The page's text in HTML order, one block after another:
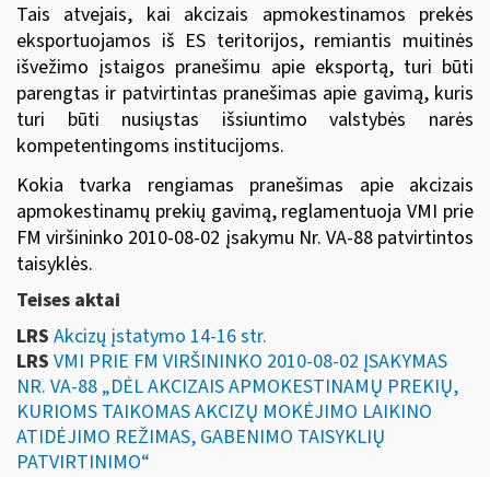
Tais atvejais, kai akcizais apmokestinamos prekės
eksportuojamos iš ES teritorijos, remiantis muitinės
išvežimo įstaigos pranešimu apie eksportą, turi būti
parengtas ir patvirtintas pranešimas apie gavimą, kuris
turi būti nusiųstas išsiuntimo valstybės narės
kompetentingoms institucijoms.
Kokia tvarka rengiamas pranešimas apie akcizais
apmokestinamų prekių gavimą, reglamentuojaVMI prie
FM viršininko 2010-08-02 įsakymu Nr. VA-88patvirtintos
taisyklės.
Teises aktai
LRS Akcizų įstatymo 14-16 str.
LRS VMI PRIE FM VIRŠININKO 2010-08-02 ĮSAKYMAS
NR. VA-88 „DĖL AKCIZAIS APMOKESTINAMŲ PREKIŲ,
KURIOMS TAIKOMAS AKCIZŲ MOKĖJIMO LAIKINO
ATIDĖJIMO REŽIMAS, GABENIMO TAISYKLIŲ
PATVIRTINIMO“